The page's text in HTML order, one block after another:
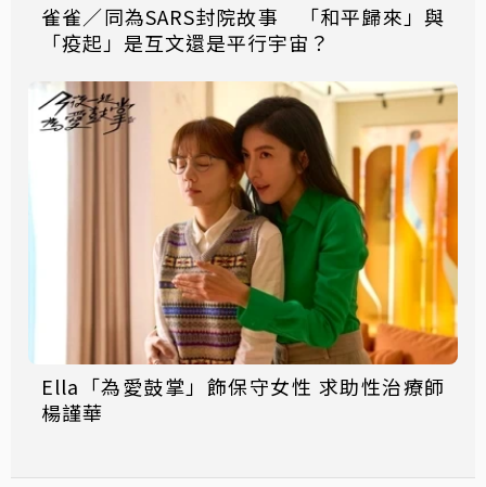
雀雀／同為SARS封院故事 「和平歸來」與
「疫起」是互文還是平行宇宙？
Ella「為愛鼓掌」飾保守女性 求助性治療師
楊謹華